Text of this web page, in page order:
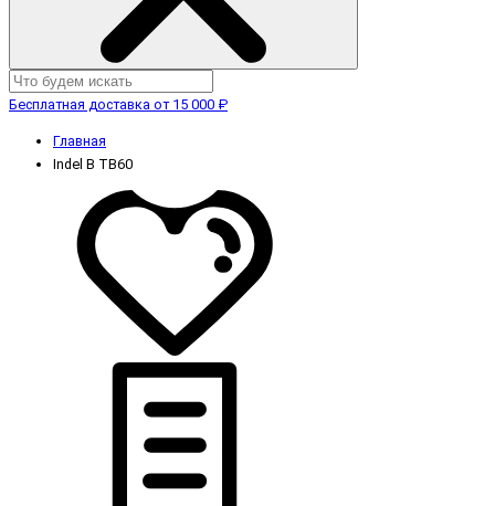
Бесплатная доставка от 15 000 ₽
Главная
Indel B TB60